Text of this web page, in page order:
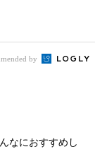
by
なにおすすめし